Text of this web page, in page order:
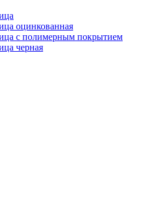
оцинкованная
с полимерным покрытием
черная